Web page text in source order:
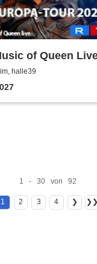
of Queen
halle39
1 - 30 von 92
1 2 3 4 ❯ ❯❯